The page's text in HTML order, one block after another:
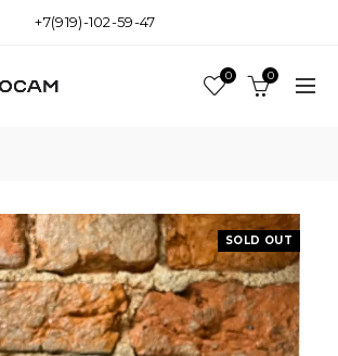
+7(919)-102-59-47
0 0
SOLD OUT